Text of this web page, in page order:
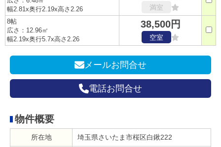
幅2.81x奥行2.19x高さ2.26
満室
8帖
広さ：12.96㎡
幅2.19x奥行5.7x高さ2.26
38,500円
空室
メールお問合せ
電話お問合せ
物件概要
所在地 埼玉県さいたま市桜区白鍬222